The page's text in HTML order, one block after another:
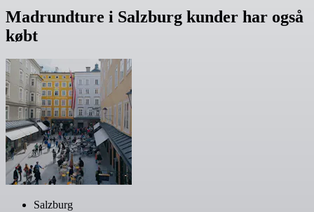
Madrundture i Salzburg kunder har også
købt
Salzburg